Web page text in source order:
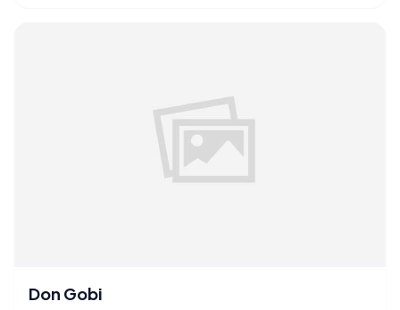
Don Gobi